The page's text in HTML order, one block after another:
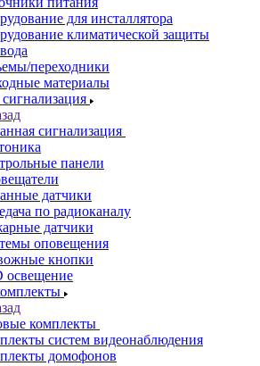
для инсталлятора
климатической защиты
переходники
материалы
сигнализация
панели
датчики
по радиоканалу
датчики
оповещения
кнопки
освещение
комплекты
систем видеонаблюдения
домофонов